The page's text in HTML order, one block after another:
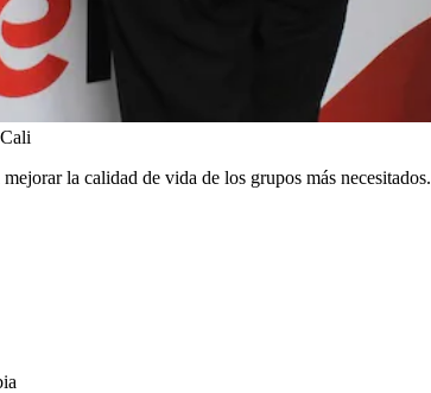
la calidad de vida de los grupos más necesitados.